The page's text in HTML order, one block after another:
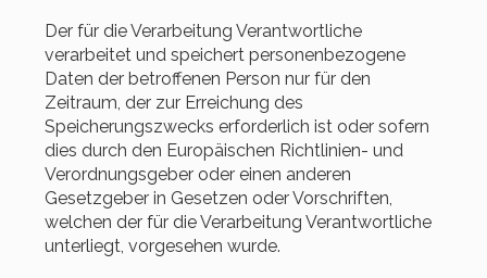
Der für die Verarbeitung Verantwortliche
verarbeitet und speichert personenbezogene
Daten der betroffenen Person nur für den
Zeitraum, der zur Erreichung des
Speicherungszwecks erforderlich ist oder sofern
dies durch den Europäischen Richtlinien- und
Verordnungsgeber oder einen anderen
Gesetzgeber in Gesetzen oder Vorschriften,
welchen der für die Verarbeitung Verantwortliche
unterliegt, vorgesehen wurde.